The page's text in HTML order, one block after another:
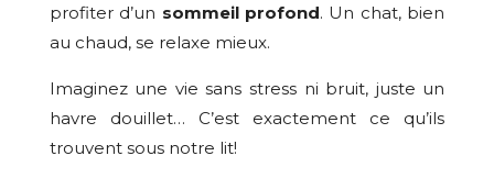
profiter d’un sommeil profond. Un chat, bien
au chaud, se relaxe mieux.
Imaginez une vie sans stress ni bruit, juste un
havre douillet… C’est exactement ce qu’ils
trouvent sous notre lit!